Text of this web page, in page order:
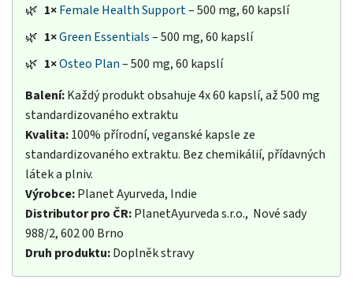
🌿 1×Female Health Support– 500 mg, 60 kapslí
🌿 1×Green Essentials– 500 mg, 60 kapslí
🌿 1×Osteo Plan– 500 mg, 60 kapslí
Balení:Každý produkt obsahuje 4x 60 kapslí, až 500 mg
standardizovaného extraktu
Kvalita:100% přírodní, veganské kapsle ze
standardizovaného extraktu. Bez chemikálií, přídavných
látek a plniv.
Výrobce:Planet Ayurveda, Indie
Distributor pro ČR:PlanetAyurveda s.r.o., Nové sady
988/2, 602 00 Brno
Druh produktu:Doplněk stravy